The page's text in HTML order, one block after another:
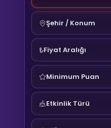
Şehir / Konum
₺Fiyat Aralığı
Minimum Puan
🎪Etkinlik Türü